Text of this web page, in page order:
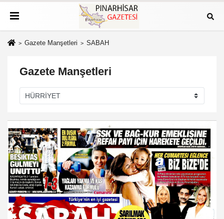
Gazete Manşetleri SABAH
Gazete Manşetleri